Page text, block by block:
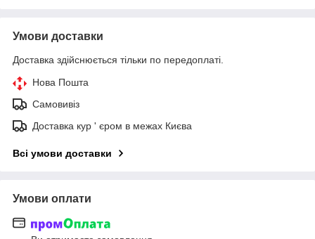
Умови доставки
Доставка здійснюється тільки по передоплаті.
Нова Пошта
Самовивіз
Доставка кур ' єром в межах Києва
Всі умови доставки
Умови оплати